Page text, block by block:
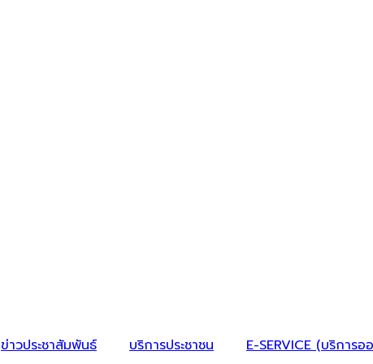
ข่าวประชาสัมพันธ์ บริการประชาชน
E-SERVICE (บริการอ